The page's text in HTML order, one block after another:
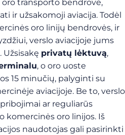
oro transporto bendrovė,
ir užsakomoji aviacija. Todėl
oro linijų bendrovės, ir
verslo aviacijoje jums
privatų lėktuvą,
, o oro uoste
15 minučių, palyginti su
aviacijoje. Be to, verslo
ar reguliarūs
komercinės oro linijos. Iš
naudotojas gali pasirinkti